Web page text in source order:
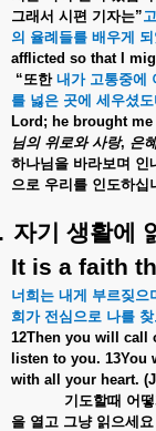
그래서 시편 기자는”
의 율례들를 배우게
afflicted so that I
“또한 내가 고통중에
를 넗은 곳에 세우셨
Lord; he brought
님의 위로와 사랑, 은
하나님을 바라보며 인
으로 우리를 인도하십
자기 생활에
It is a faith
너희는 내게 부르짖으
희가 전심으로 나를
12Then you will call
listen to you. 13You
with all your heart.
기도할때 어떻
을 열고 그냥 읽으세요